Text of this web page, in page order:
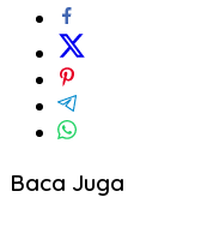
Baca Juga